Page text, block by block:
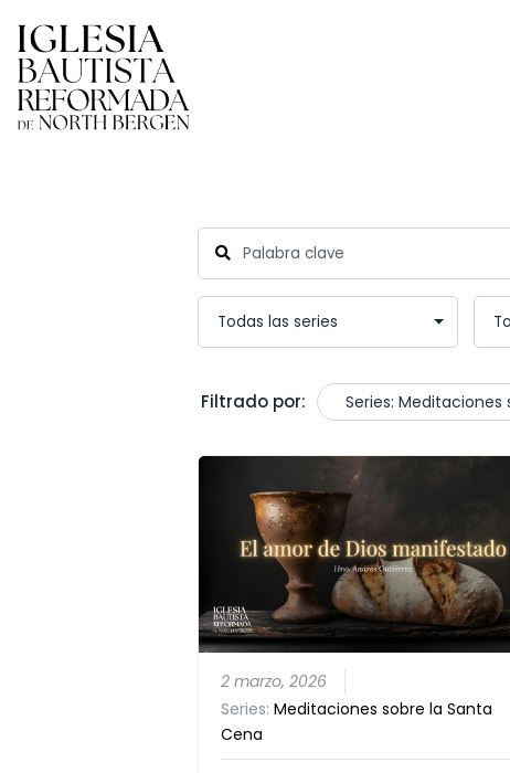
Filtrado por: Series:
2 marzo, 2026
Series: Meditaciones sobre la Santa
Cena